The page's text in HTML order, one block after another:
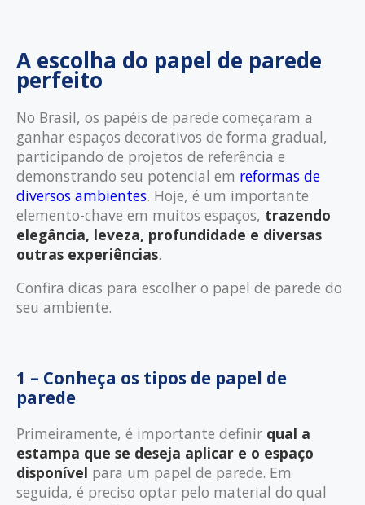
A escolha do papel de parede
perfeito
No Brasil, os papéis de parede começaram a
ganhar espaços decorativos de forma gradual,
participando de projetos de referência e
demonstrando seu potencial em reformas de
diversos ambientes. Hoje, é um importante
elemento-chave em muitos espaços, trazendo
elegância, leveza, profundidade e diversas
outras experiências.
Confira dicas para escolher o papel de parede do
seu ambiente.
1 – Conheça os tipos de papel de
parede
Primeiramente, é importante definir qual a
estampa que se deseja aplicar e o espaço
disponível para um papel de parede. Em
seguida, é preciso optar pelo material do qual